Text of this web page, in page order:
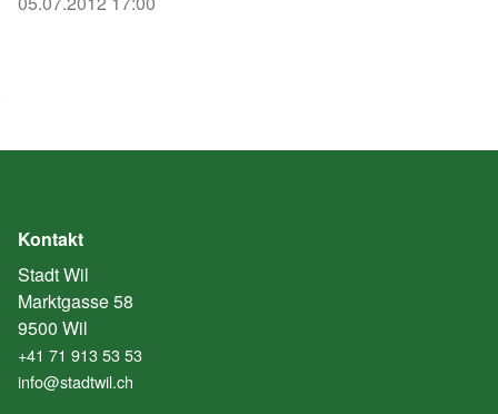
Kontakt
Stadt Wil
Marktgasse 58
9500 Wil
+41 71 913 53 53
info@stadtwil.ch